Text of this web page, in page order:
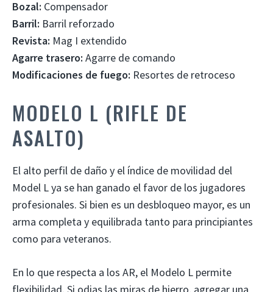
Bozal: Compensador
Barril: Barril reforzado
Revista: Mag I extendido
Agarre trasero: Agarre de comando
Modificaciones de fuego: Resortes de retroceso
MODELO L (RIFLE DE
ASALTO)
El alto perfil de daño y el índice de movilidad del
Model L ya se han ganado el favor de los jugadores
profesionales. Si bien es un desbloqueo mayor, es un
arma completa y equilibrada tanto para principiantes
como para veteranos.
En lo que respecta a los AR, el Modelo L permite
flexibilidad. Si odias las miras de hierro, agregar una